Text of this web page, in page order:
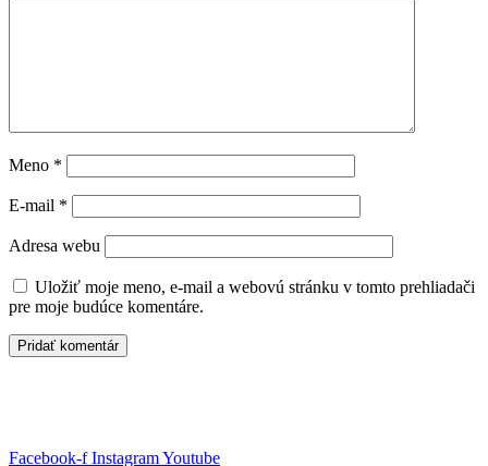
Meno *
E-mail *
Adresa webu
Uložiť moje meno, e-mail a webovú stránku v tomto prehliadači
pre moje budúce komentáre.
Facebook-f InstagramYoutube